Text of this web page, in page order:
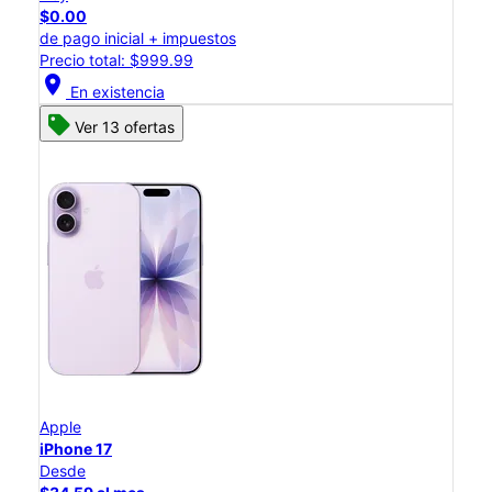
$0.00
de pago inicial + impuestos
Precio total: $999.99
location_on En existencia
Ver 13 ofertas
Apple
iPhone 17
Desde